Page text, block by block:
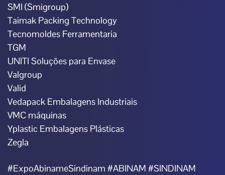
SMI (Smigroup)
Taimak Packing Technology
Tecnomoldes Ferramentaria
TGM
UNITI Soluções para Envase
Valgroup
Valid
Vedapack Embalagens Industriais
VMC máquinas
Yplastic Embalagens Plásticas
Zegla
#ExpoAbinameSindinam #ABINAM #SINDINAM